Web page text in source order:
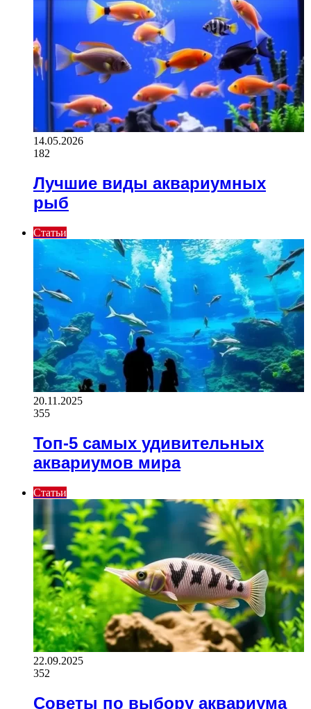
14.05.2026
182
Лучшие виды аквариумных
рыб
Статьи
20.11.2025
355
Топ-5 самых удивительных
аквариумов мира
Статьи
22.09.2025
352
Советы по выбору аквариума